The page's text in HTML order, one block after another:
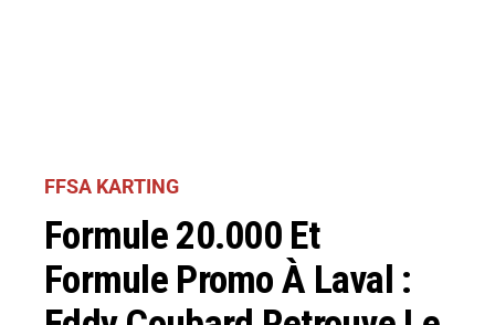
FFSA KARTING
Formule 20.000 Et
Formule Promo À Laval :